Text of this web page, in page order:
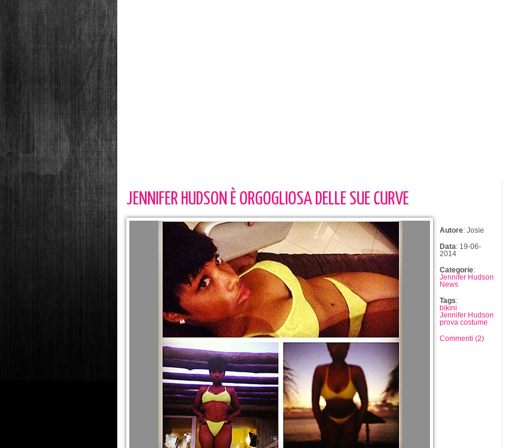
JENNIFER HUDSON È ORGOGLIOSA DELLE SUE CURVE
Autore: Josie
Data: 19-06-
2014
Categorie:
Jennifer Hudson
News
Tags:
bikini
Jennifer Hudson
prova costume
Commenti (2)